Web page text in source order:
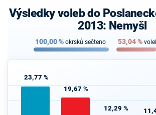
Výsledky voleb do
2013: Nemyšl
100,00% okrsků sečteno 53,04%
23,77 %
19,67 %
12,29 %